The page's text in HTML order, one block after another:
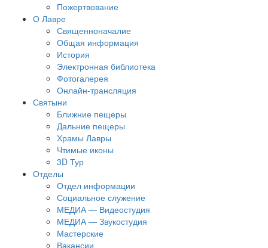
Пожертвование
О Лавре
Священноначалие
Общая информация
История
Электронная библиотека
Фотогалерея
Онлайн-трансляция
Святыни
Ближние пещеры
Дальние пещеры
Храмы Лавры
Чтимые иконы
3D Тур
Отделы
Отдел информации
Социальное служение
МЕДИА — Видеостудия
МЕДИА — Звукостудия
Мастерские
Вакансии